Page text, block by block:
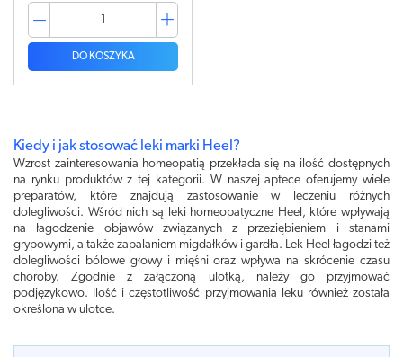
DO KOSZYKA
Kiedy i jak stosować leki marki Heel?
Wzrost zainteresowania homeopatią przekłada się na ilość dostępnych
na rynku produktów z tej kategorii. W naszej aptece oferujemy wiele
preparatów, które znajdują zastosowanie w leczeniu różnych
dolegliwości. Wśród nich są leki homeopatyczne Heel, które wpływają
na łagodzenie objawów związanych z przeziębieniem i stanami
grypowymi, a także zapalaniem migdałków i gardła. Lek Heel łagodzi też
dolegliwości bólowe głowy i mięśni oraz wpływa na skrócenie czasu
choroby. Zgodnie z załączoną ulotką, należy go przyjmować
podjęzykowo. Ilość i częstotliwość przyjmowania leku również została
określona w ulotce.